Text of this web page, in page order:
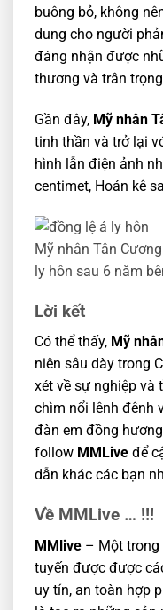
buông bỏ, không
dung cho người
đáng nhận được
thương và trân
Gần đây, Mỹ nhân
tinh thần và trở lại
hình lẫn điện ảnh
centimet, Hoán kê
Mỹ nhân Tân
ly hôn sau 6 năm
Lời kết
Có thể thấy, Mỹ
niên sâu dày trong
xét về sự nghiệp và
chìm nổi lênh đênh
đàn em đồng
follow MMLive để
dẫn khác các bạn
Về MMLive … !!!
MMlive – Một
tuyến được được
uy tín, an toàn hợp